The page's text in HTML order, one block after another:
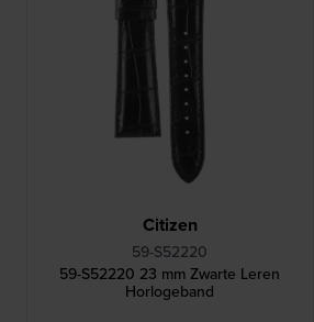
Citizen
59-S52220
59-S52220 23 mm Zwarte Leren
Horlogeband